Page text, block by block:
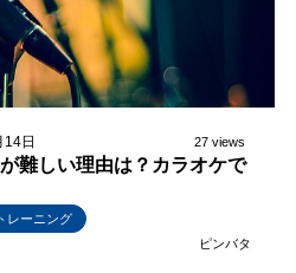
14日 27 views
難しい理由は？カラオケで
レーニング
ピンバタ